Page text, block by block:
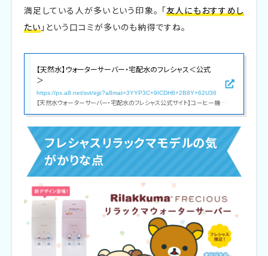
満足している人が多いという印象。 「友人にもおすすめし
たい 」という口コミが多いのも納得ですね。
【天然水】ウォーターサーバー・宅配水のフレシャス＜公式
＞
https://px.a8.net/svt/ejp?a8mat=3YYP3C+9ICDH6+2B8Y+62U36
【天然水ウォーターサーバー・宅配水のフレシャス公式サイト】コーヒー機能付きウォーターサーバーや一人暮らし向け卓上モデル等、デザイン性・機能性共に人気のウォーターサーバーをラインナップ。配送料全国無料0円!限定キャンペーン実施中!
フレシャスリラックマモデルの気
がかりな点